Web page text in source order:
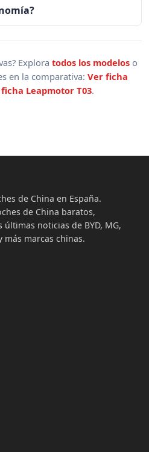
Explora todos los modeloso
en la comparativa: Ver ficha
Leapmotor T03.
de China en España.
de China baratos,
noticias de BYD, MG,
más marcas chinas.